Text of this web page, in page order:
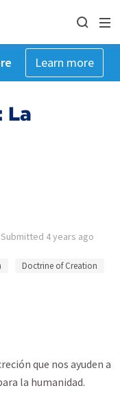
Learn more
La
Submitted 4 years ago
Doctrine of Creation
que nos ayuden a
la humanidad.